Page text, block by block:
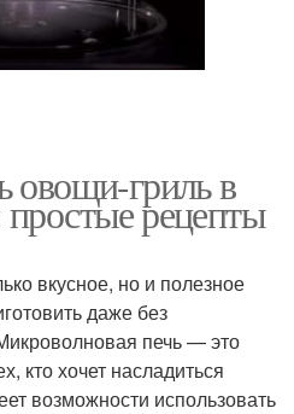
овощи-гриль в
рецепты
вкусное, но и полезное
даже без
печь — это
кто хочет насладиться
возможности использовать